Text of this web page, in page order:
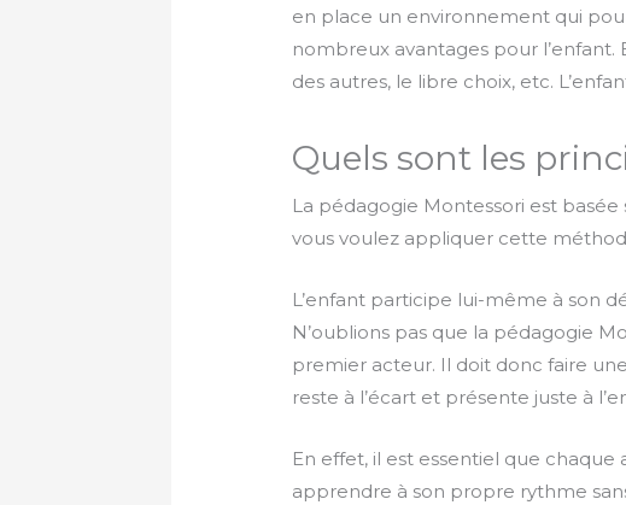
en place un environnement qui
nombreux avantages pour
des autres, le libre choix, etc.
Quels sont les
La pédagogie Montessori est basée
vous voulez appliquer cette
L’enfant participe lui-même à son
N’oublions pas que la pédagogie
premier acteur. Il doit donc faire
reste à l’écart et présente juste à
En effet, il est essentiel que chaque
apprendre à son propre rythme